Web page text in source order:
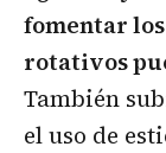
fomentar
rotativos
También
el uso de